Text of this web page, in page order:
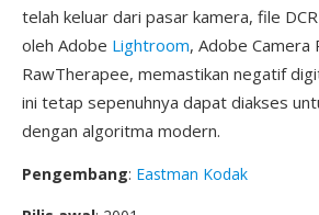
telah keluar dari pasar kamera, file
oleh Adobe Lightroom, Adobe Camera
RawTherapee, memastikan negatif
ini tetap sepenuhnya dapat diakses
dengan algoritma modern.
Pengembang: Eastman Kodak